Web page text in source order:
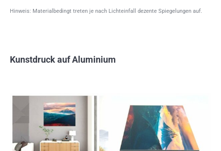
Hinweis: Materialbedingt treten je nach Lichteinfall dezente Spiegelungen auf.
Kunstdruck auf Aluminium